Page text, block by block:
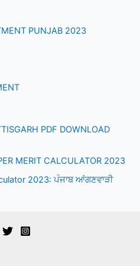
PUNJAB 2023
PDF DOWNLOAD
MERIT CALCULATOR 2023
2023: ਪੰਜਾਬ ਆਂਗਣਵਾੜੀ